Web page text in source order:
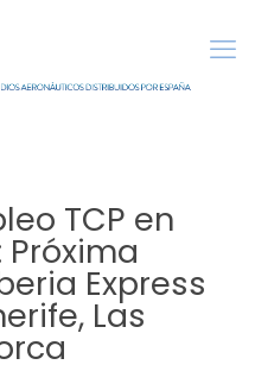
TCP en
Próxima
Express
Las